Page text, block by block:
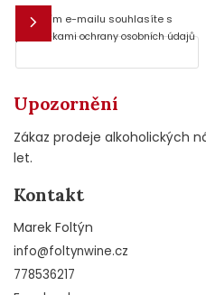
E-mail
Vložením e-mailu souhlasíte s
podmínkami ochrany osobních údajů
Upozornění
Zákaz prodeje alkoholických
let.
Kontakt
Marek Foltýn
info@foltynwine.cz
778536217